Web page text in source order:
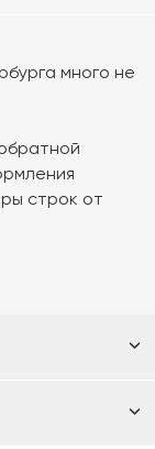
много не
строк от